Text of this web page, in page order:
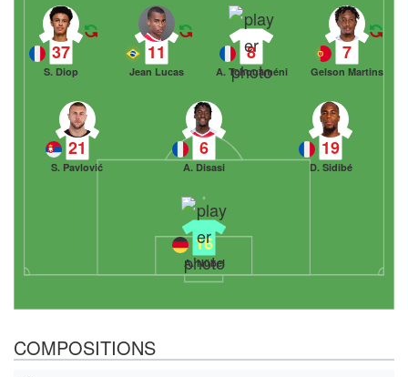
16
A. Nübel
21
S. Pavlović
6
A. Disasi
19
D. Sidibé
37
S. Diop
11
Jean Lucas
8
A. Tchouaméni
7
Gelson Martins
COMPOSITIONS